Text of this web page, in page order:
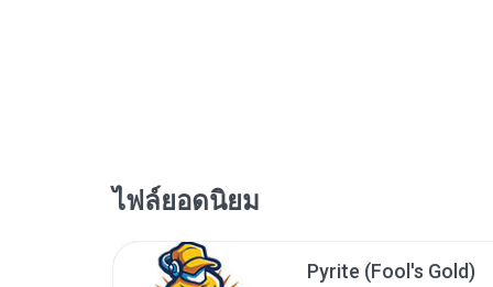
ไฟล์ยอดนิยม
Pyrite (Fool's Gold)